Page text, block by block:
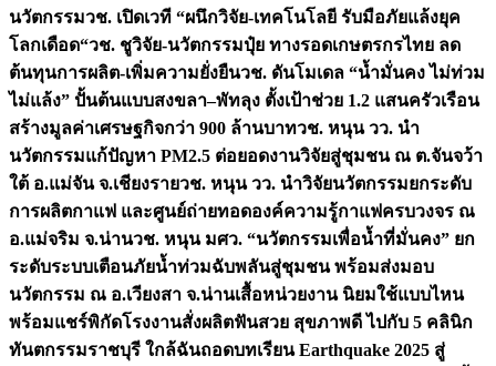
นวัตกรรมวช. เปิดเวที “ผนึกวิจัย-เทคโนโลยี รับมือภัยแล้งยุค
โลกเดือด“วช. ชูวิจัย-นวัตกรรมปุ๋ย ทางรอดเกษตรกรไทย ลด
ต้นทุนการผลิต-เพิ่มความยั่งยืนวช. ดันโมเดล “น้ำมั่นคง ไม่ท่วม
ไม่แล้ง” ปั้นต้นแบบสงขลา–พัทลุง ตั้งเป้าช่วย 1.2 แสนครัวเรือน
สร้างมูลค่าเศรษฐกิจกว่า 900 ล้านบาทวช. หนุน วว. นำ
นวัตกรรมแก้ปัญหา PM2.5 ต่อยอดงานวิจัยสู่ชุมชน ณ ต.จันจว้า
ใต้ อ.แม่จัน จ.เชียงรายวช. หนุน วว. นำวิจัยนวัตกรรมยกระดับ
การผลิตกาแฟ และศูนย์ถ่ายทอดองค์ความรู้กาแฟครบวงจร ณ
อ.แม่จริม จ.น่านวช. หนุน มศว. “นวัตกรรมเพื่อน้ำที่มั่นคง” ยก
ระดับระบบเตือนภัยน้ำท่วมฉับพลันสู่ชุมชน พร้อมส่งมอบ
นวัตกรรม ณ อ.เวียงสา จ.น่านเสื้อหน่วยงาน นิยมใช้แบบไหน
พร้อมแชร์พิกัดโรงงานสั่งผลิตฟันสวย สุขภาพดี ไปกับ 5 คลินิก
ทันตกรรมราชบุรี ใกล้ฉันถอดบทเรียน Earthquake 2025 สู่